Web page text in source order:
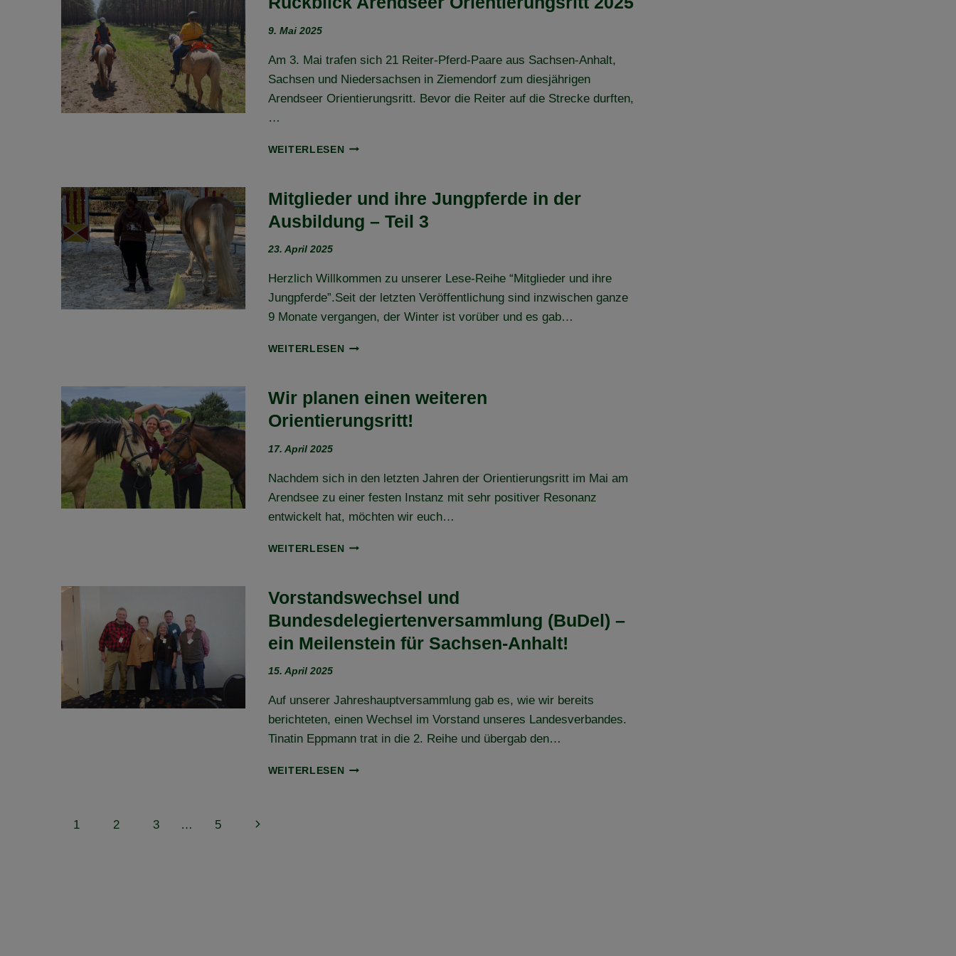
FLECHTINGER
9. Mai 2025
Am 3. Mai trafen sich 21 Reiter-Pferd-Paare aus Sachsen-Anhalt,
Sachsen und Niedersachsen in Ziemendorf zum diesjährigen
Arendseer Orientierungsritt. Bevor die Reiter auf die Strecke durften,
…
WEITERLESEN RÜCKBLICK
Mitglieder und ihre Jungpferde in der
Ausbildung – Teil 3
23. April 2025
Herzlich Willkommen zu unserer Lese-Reihe “Mitglieder und ihre
Jungpferde”.Seit der letzten Veröffentlichung sind inzwischen ganze
9 Monate vergangen, der Winter ist vorüber und es gab…
WEITERLESEN MITGLIEDER
JUNGPFERDE
IN
DER
3
Wir planen einen weiteren
Orientierungsritt!
17. April 2025
Nachdem sich in den letzten Jahren der Orientierungsritt im Mai am
Arendsee zu einer festen Instanz mit sehr positiver Resonanz
entwickelt hat, möchten wir euch…
WEITERLESEN WIR
WEITEREN
ORIENTIERUNGSRITT!
Vorstandswechsel und
Bundesdelegiertenversammlung (BuDel) –
ein Meilenstein für Sachsen-Anhalt!
15. April 2025
Auf unserer Jahreshauptversammlung gab es, wie wir bereits
berichteten, einen Wechsel im Vorstand unseres Landesverbandes.
Tinatin Eppmann trat in die 2. Reihe und übergab den…
WEITERLESEN VORSTANDSWECHSEL
Seitennavigation
1 2 3 … 5
Nächste